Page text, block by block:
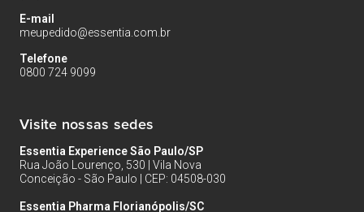
E-mail
meupedido@essentia.com.br
Telefone
0800 724 9099
Visite nossas sedes
Essentia Experience São Paulo/SP
Rua João Lourenço, 530 | Vila Nova
Conceição - São Paulo | CEP: 04508-030
Essentia Pharma Florianópolis/SC